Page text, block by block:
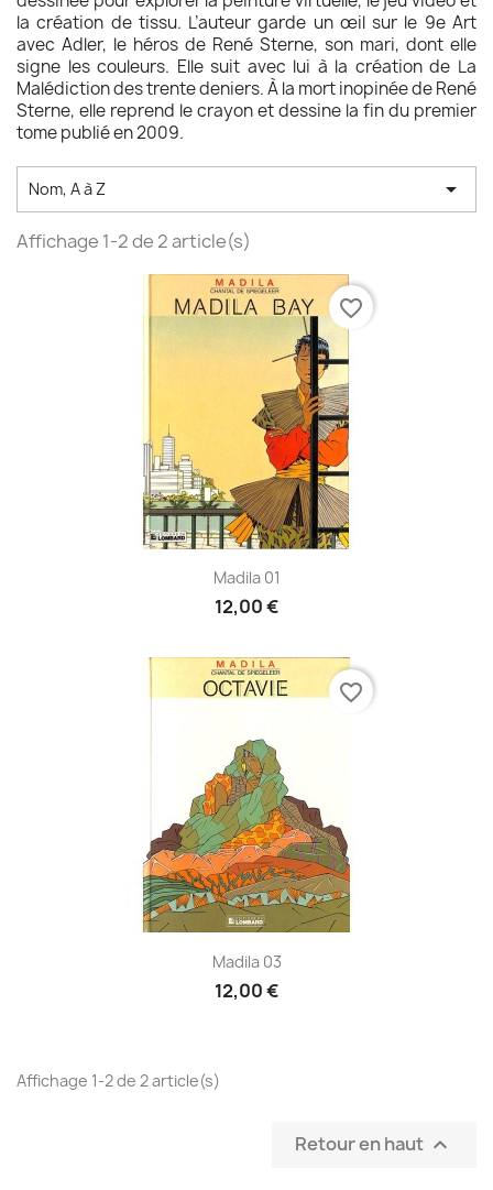
la création de tissu. L’auteur garde un œil sur le 9e Art
avec Adler, le héros de René Sterne, son mari, dont elle
signe les couleurs. Elle suit avec lui à la création de La
Malédiction des trente deniers. À la mort inopinée de René
Sterne, elle reprend le crayon et dessine la fin du premier
tome publié en 2009.
Nom, A à Z 
Affichage 1-2 de 2 article(s)
Madila 01
12,00 €
favorite_border
Madila 03
12,00 €
favorite_border
Affichage 1-2 de 2 article(s)
Retour en haut 